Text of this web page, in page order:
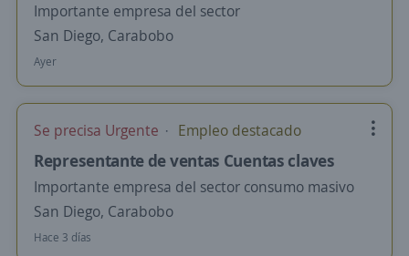
Importante empresa del sector
San Diego, Carabobo
Ayer
Se precisa Urgente Empleo destacado
Representante de ventas Cuentas claves
Importante empresa del sector consumo masivo
San Diego, Carabobo
Hace 3 días